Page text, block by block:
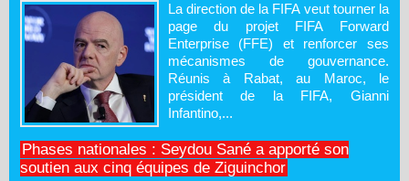
La direction de la FIFA veut tourner la
page du projet FIFA Forward
Enterprise (FFE) et renforcer ses
mécanismes de gouvernance.
Réunis à Rabat, au Maroc, le
président de la FIFA, Gianni
Infantino,...
Phases nationales : Seydou Sané a apporté son
soutien aux cinq équipes de Ziguinchor